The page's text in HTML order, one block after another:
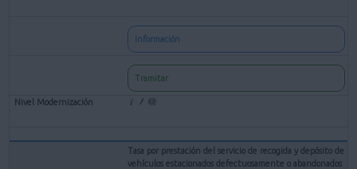
Información
Tramitar
Tasa por prestación del servicio de recogida y depósito de
vehículos estacionados defectuosamente o abandonados